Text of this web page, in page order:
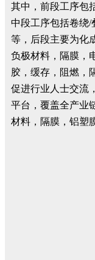
其中，前段工序包
中段工序包括卷绕
等，后段主要为化
负极材料，隔膜，
胶，缓存，阻燃，
促进行业人士交流
平台，覆盖全产业
材料，隔膜，铝塑